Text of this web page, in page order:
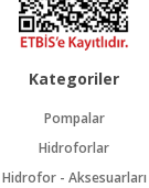
Kategoriler
Pompalar
Hidroforlar
Hidrofor - Aksesuarları